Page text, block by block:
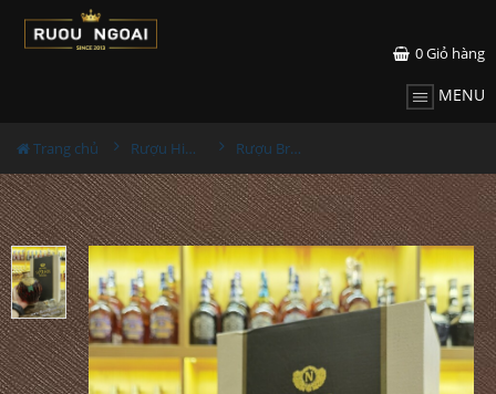
0Giỏ hàng
MENU
Trang chủ Rượu Hiếm - Cũ Rượu Brunel Napoleon Deluxe